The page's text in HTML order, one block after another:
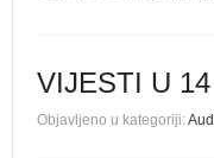
VIJESTI U 14
Objavljeno u kategoriji: